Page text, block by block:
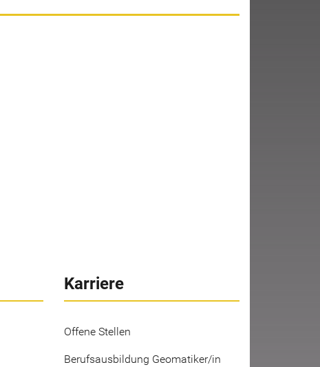
Karriere
Offene Stellen
Berufsausbildung Geomatiker/in